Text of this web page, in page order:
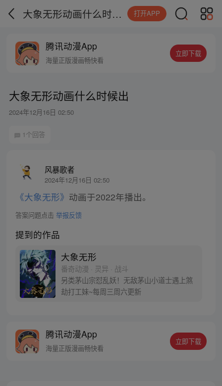
大象无形动画什么时候出 打开APP
腾讯动漫App
海量正版漫画畅快看
立即下载
大象无形动画什么时候出
2024年12月16日 02:50
1个回答
风暴歌者
2024年12月16日 02:50
《大象无形》 动画于2022年播出。
答案问题点击 举报反馈
提到的作品
大象无形
番奇动漫 · 灵异 · 战斗
另类茅山宗怼乱妖！无敌茅山小道士遇上煞
劫打工妹~每周三周六更新
腾讯动漫App
海量正版漫画畅快看
立即下载